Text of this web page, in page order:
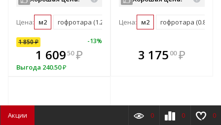
Цена: м2 гофротара (1.211 м2)
1 850₽ -13%
1 60950 ₽
Выгода 240.50₽
В комплекте
всегда выгоднее!
Цена: м2 гофротара (0.82 м2)
В комплекте
всегда выгоднее!
3 175 00 ₽
Акции 0 0 0